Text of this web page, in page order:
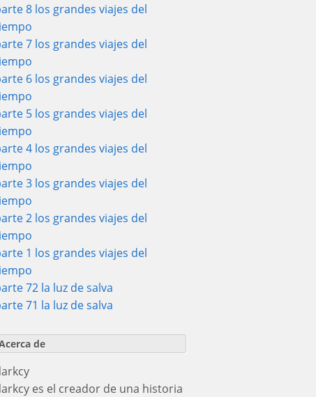
8 los grandes viajes del
7 los grandes viajes del
6 los grandes viajes del
5 los grandes viajes del
4 los grandes viajes del
3 los grandes viajes del
2 los grandes viajes del
1 los grandes viajes del
72 la luz de salva
71 la luz de salva
de
es el creador de una historia